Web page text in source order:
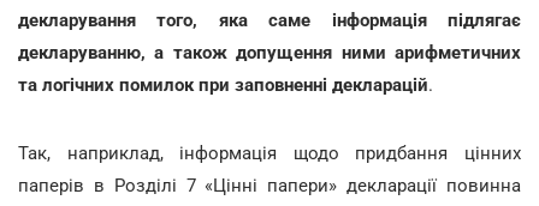
декларування того, яка саме інформація підлягає
декларуванню, а також допущення ними арифметичних
та логічних помилок при заповненні декларацій.
Так, наприклад, інформація щодо придбання цінних
паперів в Розділі 7 «Цінні папери» декларації повинна